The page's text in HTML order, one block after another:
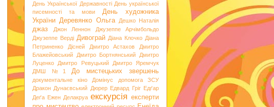
День Української Державності День української
писемності та мови
День художника
України Деревянко Ольга Дешко Наталія
джаз Джон Леннон
Джузеппе Арчімбольдо
Джузеппе Верді Дивограй Діана Клочко Діана
Петриненко
Дісней Дмитро Астахов
Дмитро
Блажейовський
Дмитро Бортнянський
Дмитро
Луценко
Дмитро Ревуцький
Дмитро Яремчук
ДМШ №1
До мистецьких звершень
документальне кіно Домінус
допомога ЗСУ
Дракон Дунаєвський Дюрер Едвард Гріг Едґар
Деґа Ежен Делакруа екскурсія експерти